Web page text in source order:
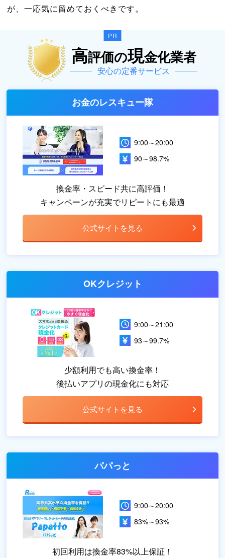
が、一応気に留めておくべきです。
高評価の現金化業者
安心の定番サービス
お金のレスキュー隊
換金率・スピード共に高評価！
キャンペーンが充実でリピートにも最適
9:00～20:00
90～98.7%
公式サイトを見る
OKクレジット
少額利用でも高い換金率！
後払いアプリの現金化にも対応
9:00～21:00
93～99.7%
公式サイトを見る
パパっと
初回利用は換金率83%以上保証！
9:00～20:00
83%～93%